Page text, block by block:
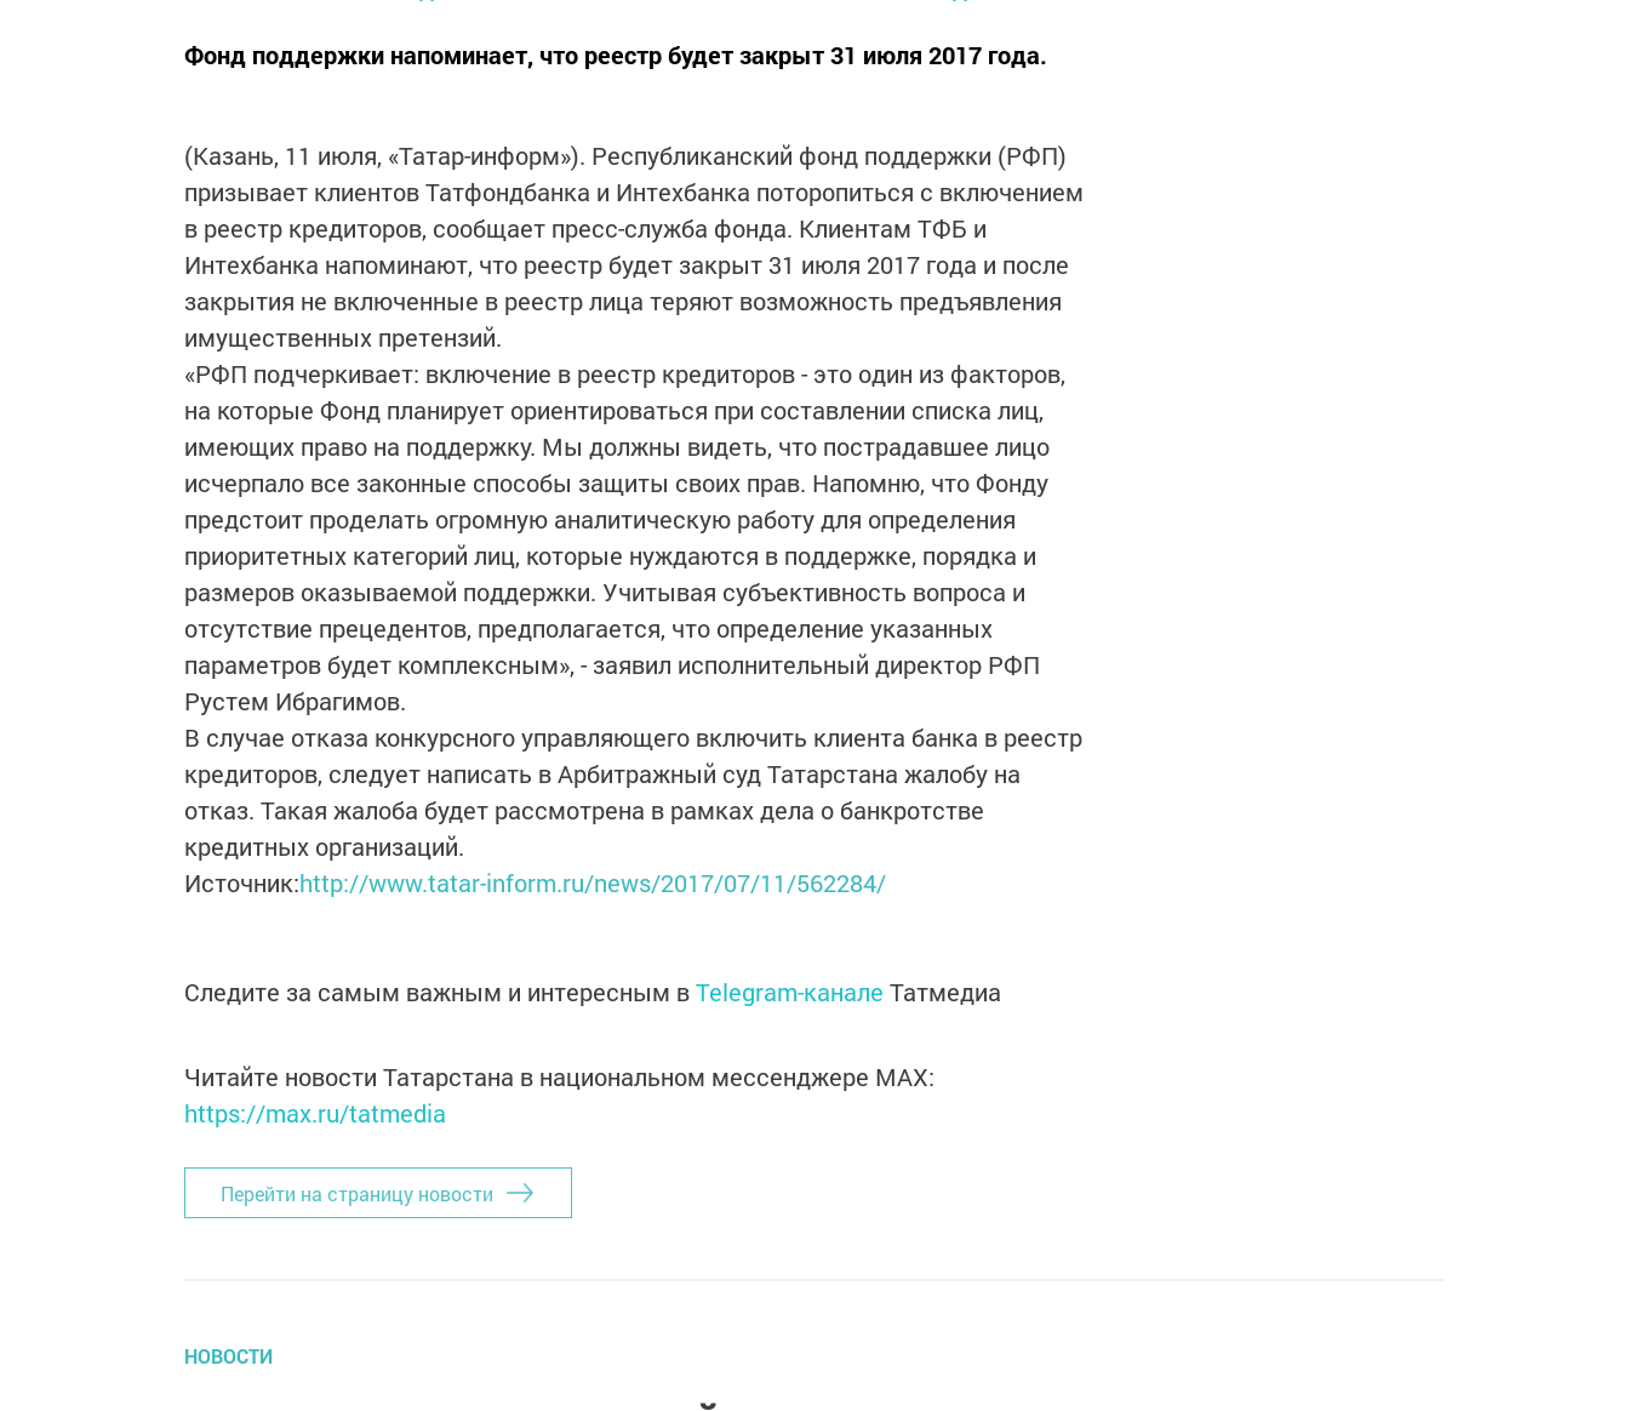
Фонд поддержки напоминает, что реестр будет закрыт 31 июля 2017 года.
(Казань, 11 июля, «Татар-информ»). Республиканский фонд поддержки (РФП)
призывает клиентов Татфондбанка и Интехбанка поторопиться с включением
в реестр кредиторов, сообщает пресс-служба фонда. Клиентам ТФБ и
Интехбанка напоминают, что реестр будет закрыт 31 июля 2017 года и после
закрытия не включенные в реестр лица теряют возможность предъявления
имущественных претензий.
«РФП подчеркивает: включение в реестр кредиторов - это один из факторов,
на которые Фонд планирует ориентироваться при составлении списка лиц,
имеющих право на поддержку. Мы должны видеть, что пострадавшее лицо
исчерпало все законные способы защиты своих прав. Напомню, что Фонду
предстоит проделать огромную аналитическую работу для определения
приоритетных категорий лиц, которые нуждаются в поддержке, порядка и
размеров оказываемой поддержки. Учитывая субъективность вопроса и
отсутствие прецедентов, предполагается, что определение указанных
параметров будет комплексным», - заявил исполнительный директор РФП
Рустем Ибрагимов.
В случае отказа конкурсного управляющего включить клиента банка в реестр
кредиторов, следует написать в Арбитражный суд Татарстана жалобу на
отказ. Такая жалоба будет рассмотрена в рамках дела о банкротстве
кредитных организаций.
Источник:http://www.tatar-inform.ru/news/2017/07/11/562284/
Следите за самым важным и интересным вTelegram-канале Татмедиа
Читайте новости Татарстана в национальном мессенджере MАХ:
https://max.ru/tatmedia
Перейти на страницу новости
НОВОСТИ